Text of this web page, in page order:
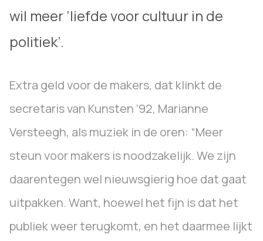
wil meer ‘liefde voor cultuur in de
politiek’.
Extra geld voor de makers, dat klinkt de
secretaris van Kunsten ’92, Marianne
Versteegh, als muziek in de oren: “Meer
steun voor makers is noodzakelijk. We zijn
daarentegen wel nieuwsgierig hoe dat gaat
uitpakken. Want, hoewel het fijn is dat het
publiek weer terugkomt, en het daarmee lijkt